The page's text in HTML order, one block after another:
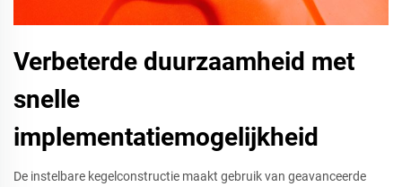
Verbeterde duurzaamheid met
snelle
implementatiemogelijkheid
De instelbare kegelconstructie maakt gebruik van geavanceerde